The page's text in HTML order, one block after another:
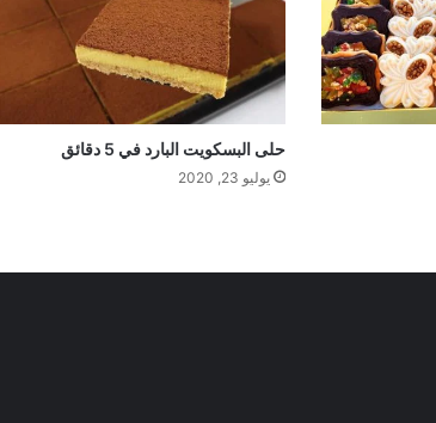
حلى البسكويت البارد في 5 دقائق
يوليو 23, 2020